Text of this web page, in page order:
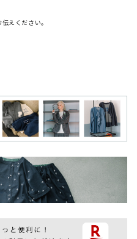
えください。